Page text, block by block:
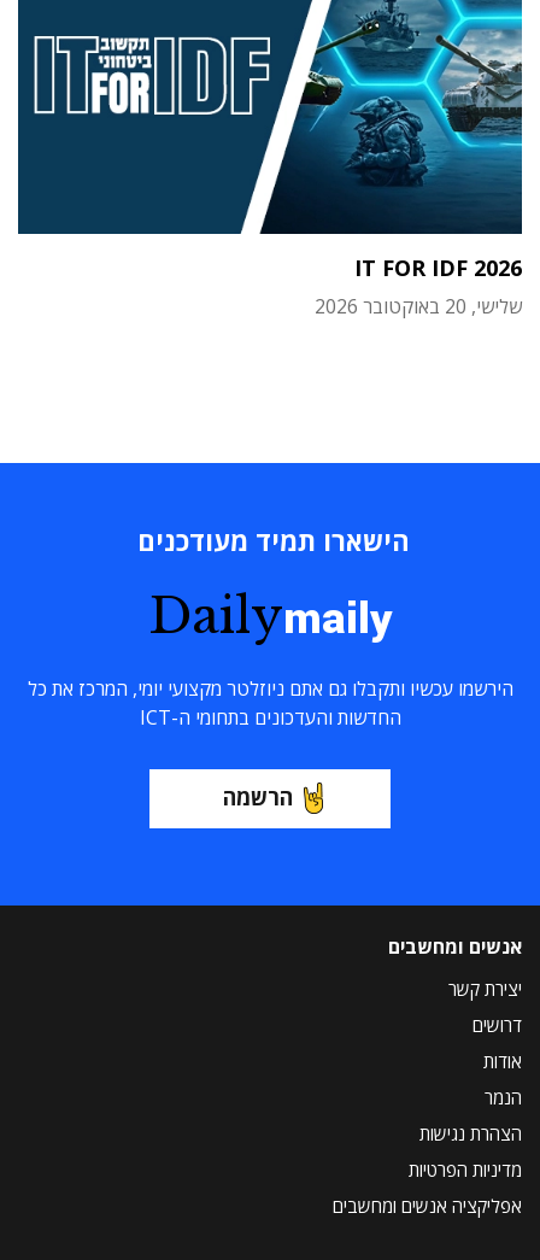
IT FOR IDF 2026
שלישי, 20 באוקטובר 2026
הישארו תמיד מעודכנים
Dailymaily
הירשמו עכשיו ותקבלו גם אתם ניוזלטר מקצועי יומי, המרכז את כל
החדשות והעדכונים בתחומי ה-ICT
הרשמה
אנשים ומחשבים
יצירת קשר
דרושים
אודות
הנמר
הצהרת נגישות
מדיניות הפרטיות
אפליקציה אנשים ומחשבים